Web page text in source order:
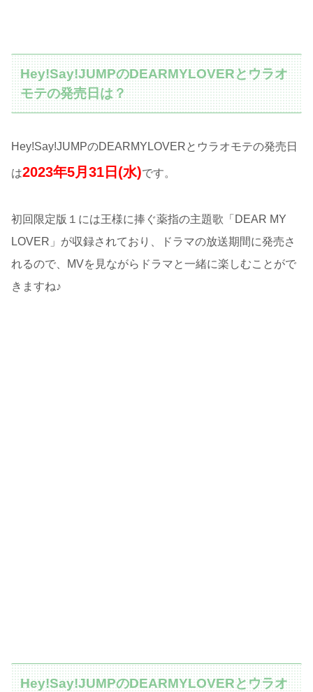
Hey!Say!JUMPのDEARMYLOVERとウラオ
モテの発売日は？
Hey!Say!JUMPのDEARMYLOVERとウラオモテの発売日
は2023年5月31日(水)です。
初回限定版１には王様に捧ぐ薬指の主題歌「DEAR MY
LOVER」が収録されており、ドラマの放送期間に発売さ
れるので、MVを見ながらドラマと一緒に楽しむことがで
きますね♪
Hey!Say!JUMPのDEARMYLOVERとウラオ